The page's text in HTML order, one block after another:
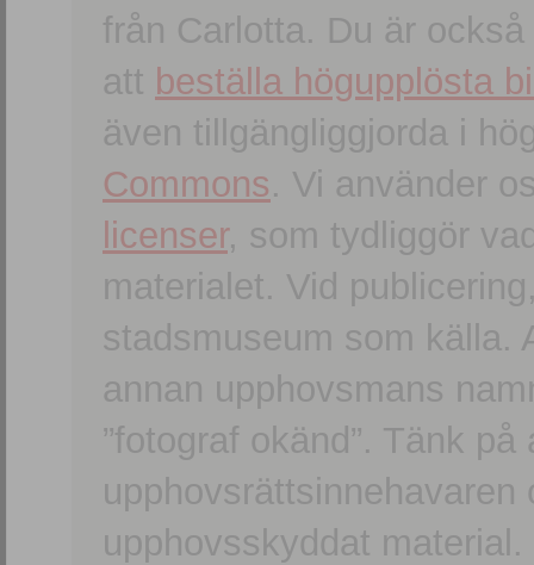
från Carlotta. Du är
att beställa högupplösta
även tillgängliggjorda i
Commons. Vi använder
licenser, som tydliggör
materialet. Vid
stadsmuseum som källa.
annan upphovsmans
”fotograf okänd”. Tänk
upphovsskyddat material.